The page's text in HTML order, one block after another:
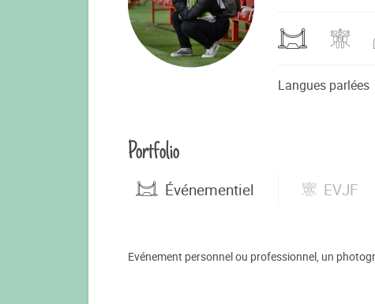
Langues parlées
Portfolio
Événementiel EVJF
Evénement personnel ou professionnel, un